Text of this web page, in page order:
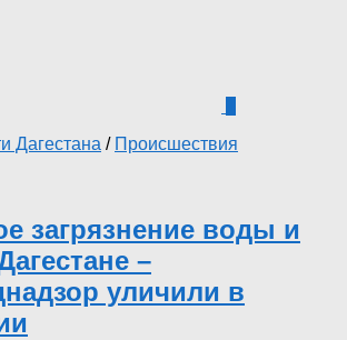
Дагестана / Происшествия
загрязнение воды и
–
уличили в